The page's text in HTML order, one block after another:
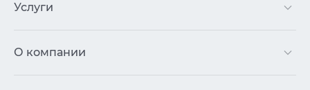
Услуги
О компании